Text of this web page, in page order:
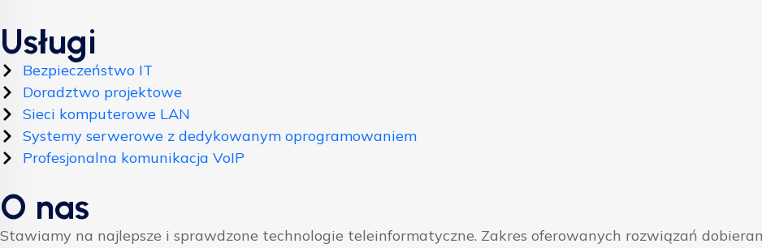
Usługi
Bezpieczeństwo IT
Doradztwo projektowe
Sieci komputerowe LAN
Systemy serwerowe z dedykowanym oprogramowaniem
Profesjonalna komunikacja VoIP
O nas
Stawiamy na najlepsze i sprawdzone technologie teleinformatyczne. Zakres oferowanych rozwiązań